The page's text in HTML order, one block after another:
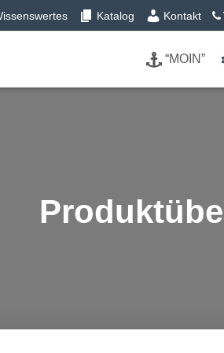
Katalog Kontakt
“MOIN”